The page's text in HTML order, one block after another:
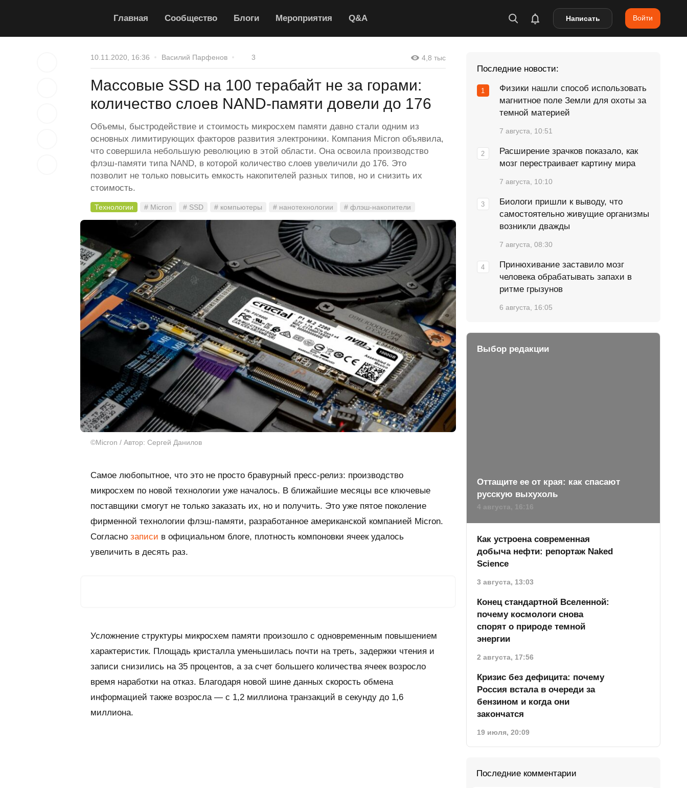
Главная Сообщество Блоги Мероприятия Q&A Написать Войти
10.11.2020, 16:36 Василий Парфенов 3 4,8 тыс
Массовые SSD на 100 терабайт не за горами:
количество слоев NAND-памяти довели до 176
Объемы, быстродействие и стоимость микросхем памяти давно стали одним из
основных лимитирующих факторов развития электроники. Компания Micron объявила,
что совершила небольшую революцию в этой области. Она освоила производство
флэш-памяти типа NAND, в которой количество слоев увеличили до 176. Это
позволит не только повысить емкость накопителей разных типов, но и снизить их
стоимость.
Технологии # Micron # SSD # компьютеры # нанотехнологии # флэш-накопители
©Micron / Автор: Сергей Данилов
Самое любопытное, что это не просто бравурный пресс-релиз: производство
микросхем по новой технологии уже началось. В ближайшие месяцы все ключевые
поставщики смогут не только заказать их, но и получить. Это уже пятое поколение
фирменной технологии флэш-памяти, разработанное американской компанией Micron.
Согласно записи в официальном блоге, плотность компоновки ячеек удалось
увеличить в десять раз.
Усложнение структуры микросхем памяти произошло с одновременным повышением
характеристик. Площадь кристалла уменьшилась почти на треть, задержки чтения и
записи снизились на 35 процентов, а за счет большего количества ячеек возросло
время наработки на отказ. Благодаря новой шине данных скорость обмена
информацией также возросла — с 1,2 миллиона транзакций в секунду до 1,6
миллиона.
Последние новости:
Физики нашли способ использовать
магнитное поле Земли для охоты за
темной материей
7 августа, 10:51
Расширение зрачков показало, как
мозг перестраивает картину мира
7 августа, 10:10
Биологи пришли к выводу, что
самостоятельно живущие организмы
возникли дважды
7 августа, 08:30
Принюхивание заставило мозг
человека обрабатывать запахи в
ритме грызунов
6 августа, 16:05
Выбор редакции
Оттащите ее от края: как спасают
русскую выхухоль
4 августа, 16:16
Как устроена современная
добыча нефти: репортаж Naked
Science
3 августа, 13:03
Конец стандартной Вселенной:
почему космологи снова
спорят о природе темной
энергии
2 августа, 17:56
Кризис без дефицита: почему
Россия встала в очереди за
бензином и когда они
закончатся
19 июля, 20:09
Последние комментарии